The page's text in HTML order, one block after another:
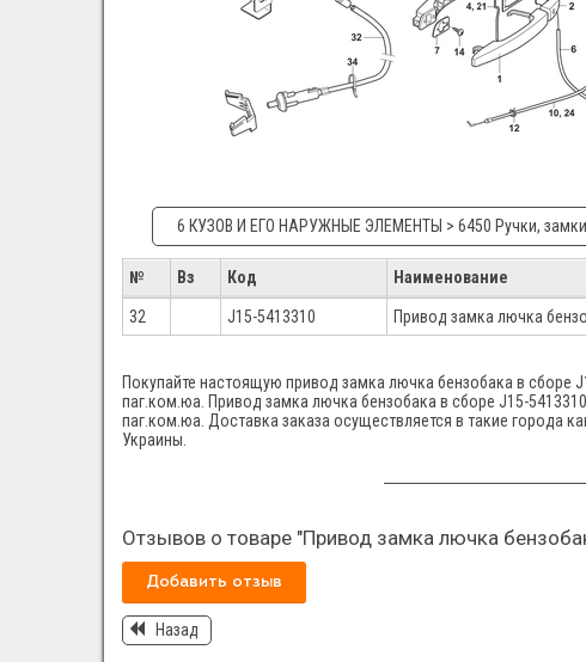
6 КУЗОВ И ЕГО НАРУЖНЫЕ ЭЛЕМЕНТЫ > 6450 Ручки,
№ Вз Код Наименование
32 J15-5413310 Привод замка лючка
Покупайте настоящую привод замка лючка бензобака в сборе
паг.ком.юа. Привод замка лючка бензобака в сборе J15-
паг.ком.юа. Доставка заказа осуществляется в такие города
Украины.
Отзывов о товаре "Привод замка лючка
Добавить отзыв
Назад